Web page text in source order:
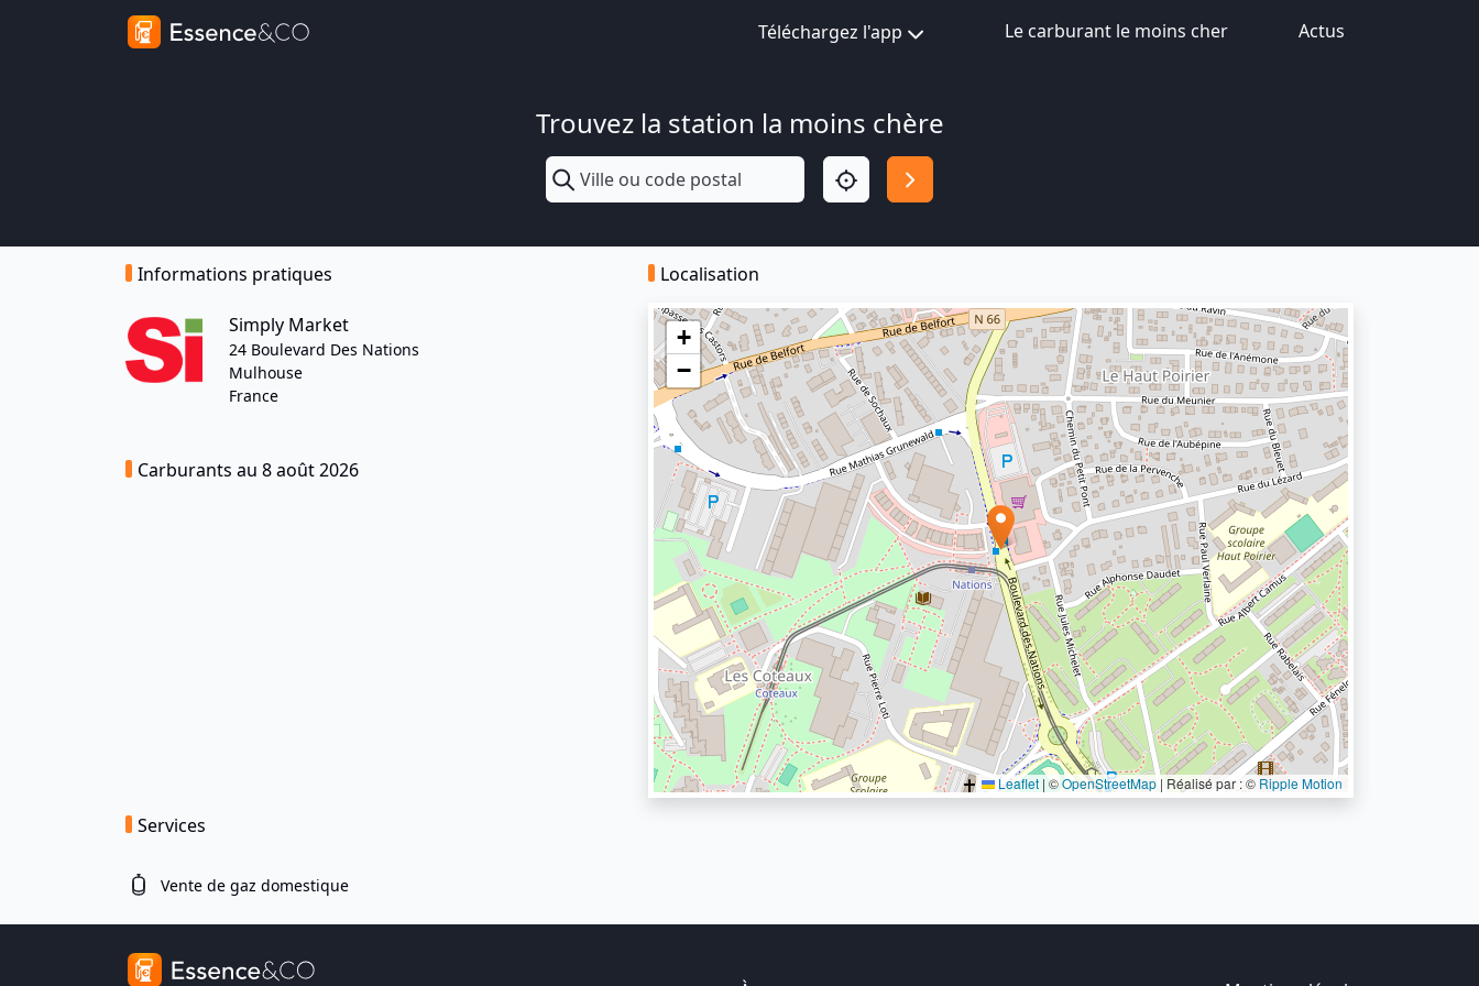
Téléchargez l'app Le carburant le moins cher Actus
Trouvez la station la moins chère
Informations pratiques
Simply Market
24 Boulevard Des Nations
Mulhouse
France
Carburants au 8 août 2026
Localisation
+
−
Leaflet |©OpenStreetMap | Réalisé par : © Ripple Motion
Services
Vente de gaz domestique